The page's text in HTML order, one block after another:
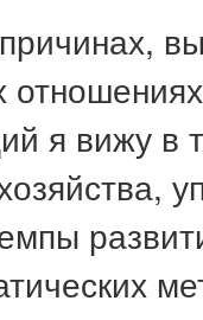
я вижу в